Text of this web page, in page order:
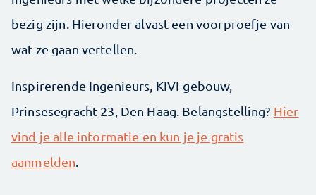
bezig zijn. Hieronder alvast een voorproefje van
wat ze gaan vertellen.
Inspirerende Ingenieurs, KIVI-gebouw,
Prinsesegracht 23, Den Haag. Belangstelling? Hier
vind je alle informatie en kun je je gratis
aanmelden